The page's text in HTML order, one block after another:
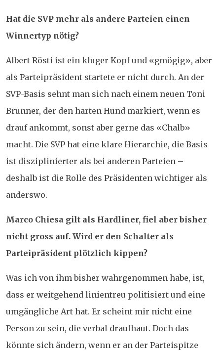
Hat die SVP mehr als andere Parteien einen
Winnertyp nötig?
Albert Rösti ist ein kluger Kopf und «gmögig», aber
als Parteipräsident startete er nicht durch. An der
SVP-Basis sehnt man sich nach einem neuen Toni
Brunner, der den harten Hund markiert, wenn es
drauf ankommt, sonst aber gerne das «Chalb»
macht. Die SVP hat eine klare Hierarchie, die Basis
ist disziplinierter als bei anderen Parteien –
deshalb ist die Rolle des Präsidenten wichtiger als
anderswo.
Marco Chiesa gilt als Hardliner, fiel aber bisher
nicht gross auf. Wird er den Schalter als
Parteipräsident plötzlich kippen?
Was ich von ihm bisher wahrgenommen habe, ist,
dass er weitgehend linientreu politisiert und eine
umgängliche Art hat. Er scheint mir nicht eine
Person zu sein, die verbal draufhaut. Doch das
könnte sich ändern, wenn er an der Parteispitze